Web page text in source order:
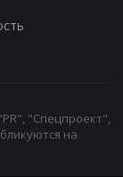
"Спецпроект",
на